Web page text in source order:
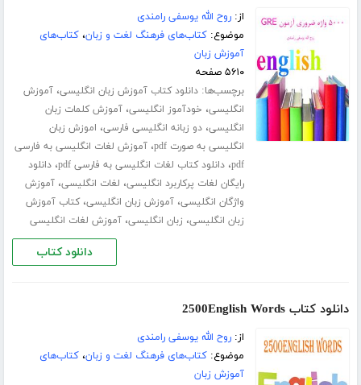
از:روح الله یوسفی رامندی
موضوع:کتاب‌های فرهنگ لغت و زبان،کتاب‌های
آموزش زبان
۵۶۱۰ صفحه
برچسب‌ها:دانلود کتاب آموزش زبان انگلیسی،آموزش
انگلیسی، خودآموز انگلیسی،آموزش کلمات زبان
انگلیسی،دو زبانه انگلیسی فارسی، اموزش زبان
انگلیسی به صورت pdf
،آموزش لغات انگلیسی به فارسی
pdf،دانلود کتاب لغات انگلیسی به فارسی pdf ،دانلود
رایگان لغات پرکاربرد انگلیسی، لغات انگلیسی،آموزش
واژگان انگلیسی،آموزش زبان انگلیسی،کتاب آموزش
زبان انگلیسی، زبان انگلیسی،آموزش لغات انگلیسی
دانلود کتاب
دانلود کتاب 2500English Words
از:روح الله یوسفی رامندی
موضوع:کتاب‌های فرهنگ لغت و زبان،کتاب‌های
آموزش زبان